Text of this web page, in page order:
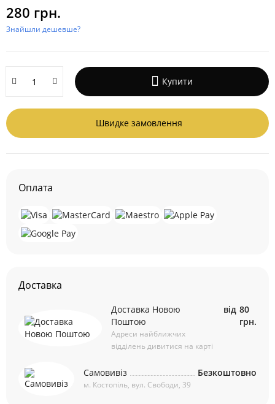
280 грн.
Знайшли дешевше?
Купити
Швидке замовлення
Оплата
Доставка
Доставка Новою
Поштою
Адреси найближчих
відділень дивитися на карті
від 80
грн.
Самовивіз
м. Костопіль, вул. Свободи, 39
Безкоштовно